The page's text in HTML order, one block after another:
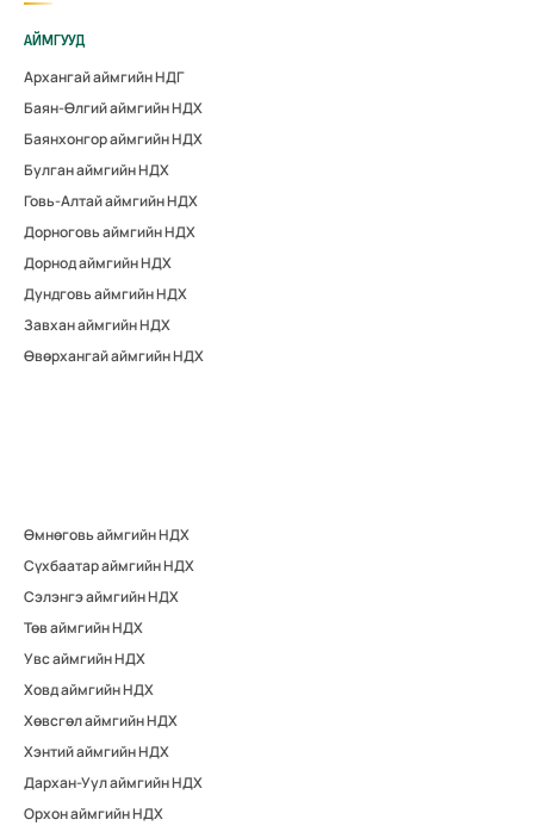
АЙМГУУД
Архангай аймгийн НДГ
Баян-Өлгий аймгийн НДХ
Баянхонгор аймгийн НДХ
Булган аймгийн НДХ
Говь-Алтай аймгийн НДХ
Дорноговь аймгийн НДХ
Дорнод аймгийн НДХ
Дундговь аймгийн НДХ
Завхан аймгийн НДХ
Өвөрхангай аймгийн НДХ
Өмнөговь аймгийн НДХ
Сүхбаатар аймгийн НДХ
Сэлэнгэ аймгийн НДХ
Төв аймгийн НДХ
Увс аймгийн НДХ
Ховд аймгийн НДХ
Хөвсгөл аймгийн НДХ
Хэнтий аймгийн НДХ
Дархан-Уул аймгийн НДХ
Орхон аймгийн НДХ